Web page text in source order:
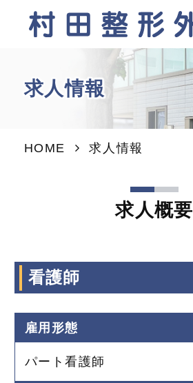
求人情報
HOME 求人情報
求人概要
看護師
雇用形態
パート看護師